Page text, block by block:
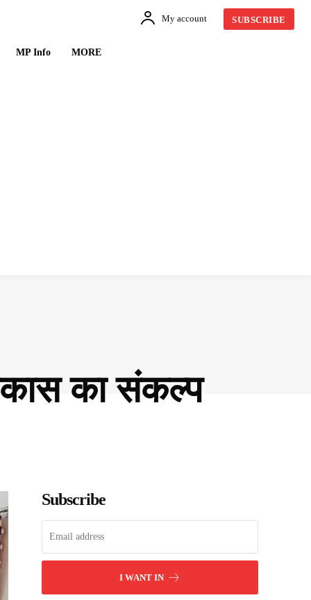
My account SUBSCRIBE
MP Info MORE
का संकल्प
Subscribe
I WANT IN